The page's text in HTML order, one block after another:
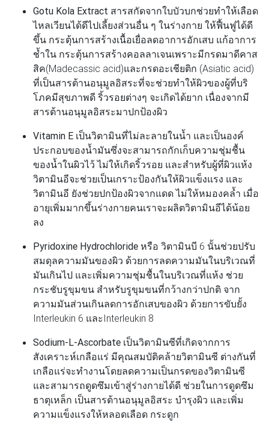
Gotu Kola Extract สารสกัดจากใบบัวบกช่วยทำให้เลือด
ไหลเวียนได้ดีไปเลี้ยงส่วนอื่น ๆ ในร่างกาย ให้ฟื้นฟูได้ดี
ขึ้น กระตุ้นการสร้างเนื้อเยื่อลดอาการอักเสบ แก้อาการ
ช้ำใน กระตุ้นการสร้างคอลลาเจนเพราะมีกรดมาดีคาส
สิค(Madecassic acid)และกรดอะเชียติก (Asiatic acid)
ที่เป็นสารต้านอนุมูลอิสระที่จะช่วยทำให้ผิวของผู้ที่บริ
โภคมีสุขภาพดี ริ้วรอยต่างๆ จะเกิดได้ยาก เนื่องจากมี
สารต้านอนุมูลอิสระมาปกป้องผิว
Vitamin E เป็นวิตามินที่ไม่ละลายในน้ำ และเป็นองค์
ประกอบของน้ำมันซึ่งจะสามารถกักเก็บความชุ่มชื้น
ของน้ำในผิวไว้ ไม่ให้เกิดริ้วรอย และสำหรับผู้ที่ผิวแห้ง
วิตามินอีจะช่วยเป็นเกราะป้องกันให้ผิวแข็งแรง และ
วิตามินอี ยังช่วยปกป้องผิวจากแดด ไม่ให้หมองคล้ำ เมื่อ
อายุเพิ่มมากขึ้นร่างกายคนเราจะผลิตวิตามินอีได้น้อย
ลง
Pyridoxine Hydrochloride หรือ วิตามินบี 6 นั้นช่วยปรับ
สมดุลความมันของผิว ด้วยการลดความมันในบริเวณที่
มันเกินไป และเพิ่มความชุ่มชื้นในบริเวณที่แห้ง ช่วย
กระชับรูขุมขน สำหรับรูขุมขนที่กว้างกว่าปกติ จาก
ความมันส่วนเกินลดการอักเสบของผิว ด้วยการขับยั้ง
Interleukin 6 และInterleukin 8
Sodium-L-Ascorbate เป็นวิตามินซีที่เกิดจากการ
สังเคราะห์เกลือแร่ มีคุณสมบัติคล้ายวิตามินซี ต่างกันที่
เกลือแร่จะทำงานโดยลดความเป็นกรดของวิตามินซี
และสามารถดูดซึมเข้าสู่ร่างกายได้ดี ช่วยในการดูดซึม
ธาตุเหล็ก เป็นสารต้านอนุมูลอิสระ บำรุงผิว และเพิ่ม
ความแข็งแรงให้หลอดเลือด กระดูก